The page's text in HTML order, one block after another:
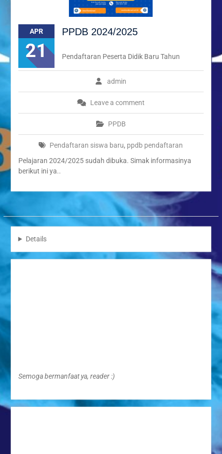
Bendera SMAN 1
Kenduruan Angkat Tema
Sekolah
Harmoni Silaturahmi dalam
1447 H”
Track SMAN 1 Kenduruan,
Kreativitas Siswa
APR
21
PPDB 2024/2025
admin
Leave a comment
PPDB
Pendaftaran siswa baru, ppdb pendaftaran
Pendaftaran Peserta Didik Baru Tahun
Pelajaran 2024/2025 sudah dibuka. Simak informasinya
berikut ini ya..
Details
Semoga bermanfaat ya, reader :)